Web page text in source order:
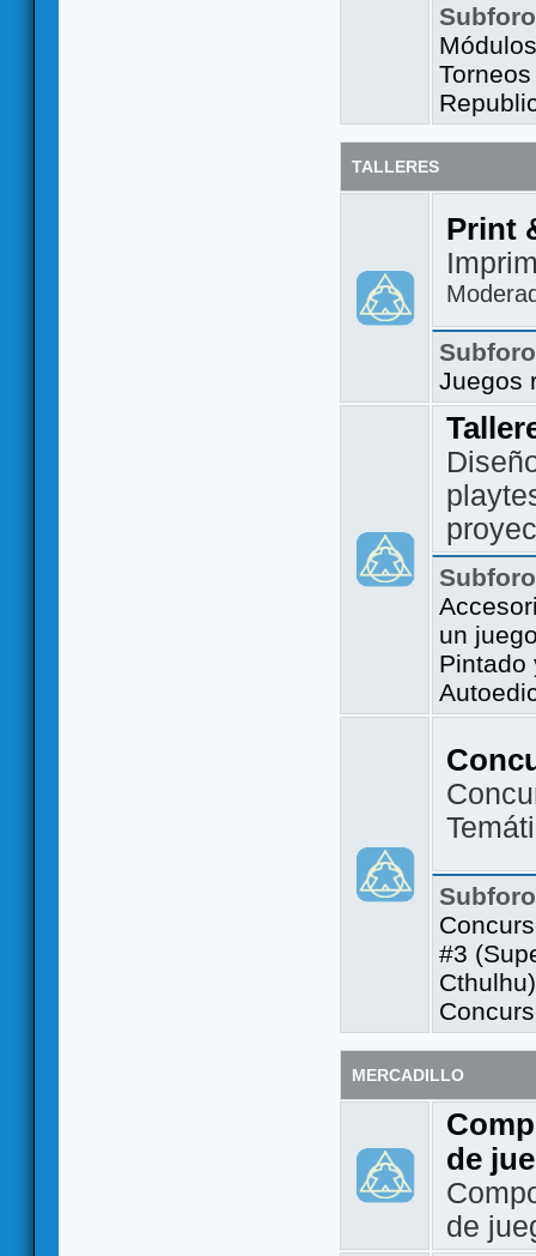
TALLERES
Print
Juegos
un
Pintado
#3
Cthulhu)
MERCADILLO
de
de